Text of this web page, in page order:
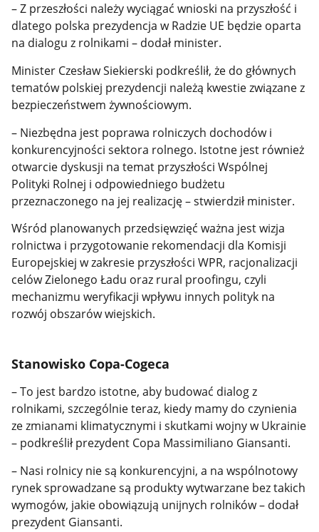
– Z przeszłości należy wyciągać wnioski na przyszłość i
dlatego polska prezydencja w Radzie UE będzie oparta
na dialogu z rolnikami – dodał minister.
Minister Czesław Siekierski podkreślił, że do głównych
tematów polskiej prezydencji należą kwestie związane z
bezpieczeństwem żywnościowym.
– Niezbędna jest poprawa rolniczych dochodów i
konkurencyjności sektora rolnego. Istotne jest również
otwarcie dyskusji na temat przyszłości Wspólnej
Polityki Rolnej i odpowiedniego budżetu
przeznaczonego na jej realizację – stwierdził minister.
Wśród planowanych przedsięwzięć ważna jest wizja
rolnictwa i przygotowanie rekomendacji dla Komisji
Europejskiej w zakresie przyszłości WPR, racjonalizacji
celów Zielonego Ładu oraz rural proofingu, czyli
mechanizmu weryfikacji wpływu innych polityk na
rozwój obszarów wiejskich.
Stanowisko Copa-Cogeca
– To jest bardzo istotne, aby budować dialog z
rolnikami, szczególnie teraz, kiedy mamy do czynienia
ze zmianami klimatycznymi i skutkami wojny w Ukrainie
– podkreślił prezydent Copa Massimiliano Giansanti.
– Nasi rolnicy nie są konkurencyjni, a na wspólnotowy
rynek sprowadzane są produkty wytwarzane bez takich
wymogów, jakie obowiązują unijnych rolników – dodał
prezydent Giansanti.